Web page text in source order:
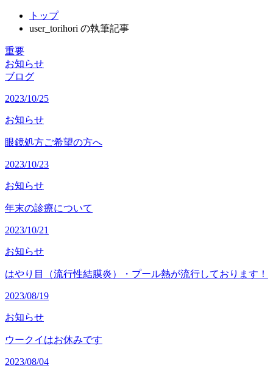
トップ
user_torihori の執筆記事
重要
お知らせ
ブログ
2023/10/25
お知らせ
眼鏡処方ご希望の方へ
2023/10/23
お知らせ
年末の診療について
2023/10/21
お知らせ
はやり目（流行性結膜炎）・プール熱が流行しております！
2023/08/19
お知らせ
ウークイはお休みです
2023/08/04